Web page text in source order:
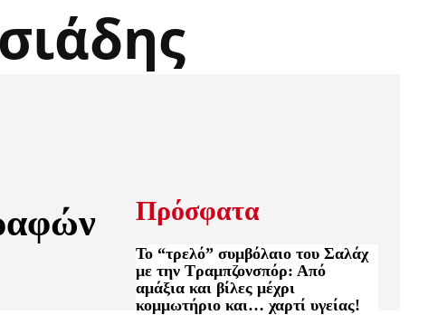
Πρόσφατα
Το “τρελό” συμβόλαιο του Σαλάχ
με την Τραμπζονσπόρ: Από
αμάξια και βίλες μέχρι
κομμωτήριο και… χαρτί υγείας!